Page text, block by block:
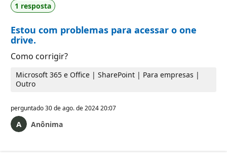
1 resposta
Estou com problemas para acessar o one
drive.
Como corrigir?
Microsoft 365 e Office | SharePoint | Para empresas |
Outro
perguntado30 de ago. de 2024 20:07
Anônima